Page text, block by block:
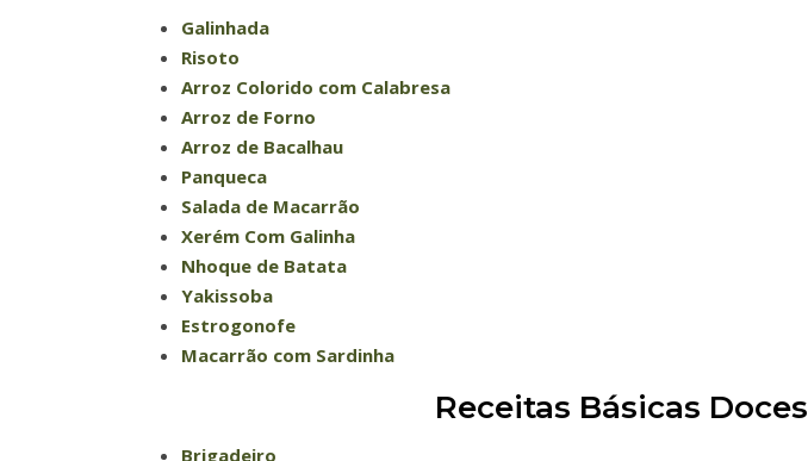
Galinhada
Risoto
Arroz Colorido com Calabresa
Arroz de Forno
Arroz de Bacalhau
Panqueca
Salada de Macarrão
Xerém Com Galinha
Nhoque de Batata
Yakissoba
Estrogonofe
Macarrão com Sardinha
Receitas Básicas Doces
Brigadeiro